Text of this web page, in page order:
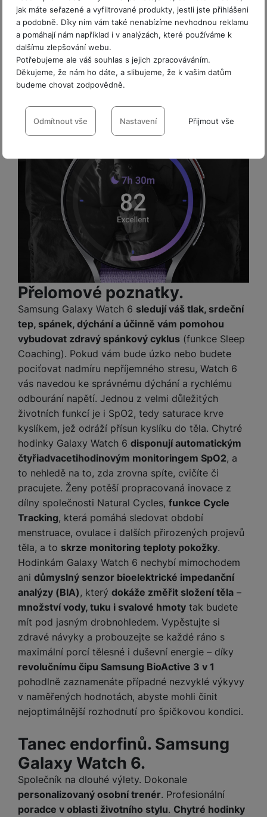
jak máte seřazené a vyfiltrované produkty, jestli jste přihlášeni
a podobně. Díky nim vám také nenabízíme nevhodnou reklamu
a pomáhají nám například i v analýzách, které používáme k
dalšímu zlepšování webu.
Potřebujeme ale váš souhlas s jejich zpracováváním.
Děkujeme, že nám ho dáte, a slibujeme, že k vašim datům
budeme chovat zodpovědně.
Nastavení souhlasů s kategoriemi
cookies
VŽDY AKTIVNÍ
Technické cookies umožňují váš průchod nákupním košíkem,
porovnávání produktů a další nezbytné funkce.
Preferenční a rozšířené funkce
Preferenční a rozšířené funkce- abyste nemuseli vše
nastavovat znovu a abyste se s námi mohli spojit např. pomocí
Díky těmto cookies vám práci s naším webem dokážeme ještě
zpříjemnit. Dokážeme si zapamatovat vaše nastavení, mohou
vám pomoci s vyplňováním formulářů, umožní nám zobrazit
služby jako je chat a podobně.
Analytické
Analytické-abychom věděli, jak se na webu chováte, a mohli
náš web dále zlepšovat
Povoleno
Tyto cookies nám umožňují měření výkonu našeho webu i
našich reklamních kampaní. Jejich pomocí určujeme počet
návštěv a zdroje návštěv našich internetových stránek. Data
získaná pomocí těchto cookies zpracováváme souhrnně a
anonymně, takže nejsme schopni identifikovat konkrétní
uživatele našeho webu.
Marketingové
Marketingové -abychom vás neobtěžovali nevhodnou
reklamou.
Povoleno
Marketingové cookies používáme my nebo naši partneři,
abychom vám mohli zobrazit vhodné obsahy nebo reklamy jak
na našich stránkách, tak na stránkách třetích stran.
Odmítnout vše Nastavení Přijmout vše
Watch 6.
Přelomové poznatky.
Samsung Galaxy Watch 6 sledují váš tlak, srdeční
tep, spánek, dýchání a účinně vám pomohou
vybudovat zdravý spánkový cyklus (funkce Sleep
Coaching). Pokud vám bude úzko nebo budete
pociťovat nadmíru nepříjemného stresu, Watch 6
vás navedou ke správnému dýchání a rychlému
odbourání napětí. Jednou z velmi důležitých
životních funkcí je i SpO2, tedy saturace krve
kyslíkem, jež odráží přísun kyslíku do těla. Chytré
hodinky Galaxy Watch 6 disponují automatickým
čtyřiadvacetihodinovým monitoringem SpO2, a
to nehledě na to, zda zrovna spíte, cvičíte či
pracujete. Ženy potěší propracovaná inovace z
dílny společnosti Natural Cycles, funkce Cycle
Tracking, která pomáhá sledovat období
menstruace, ovulace i dalších přirozených projevů
těla, a to skrze monitoring teploty pokožky.
Hodinkám Galaxy Watch 6 nechybí mimochodem
ani důmyslný senzor bioelektrické impedanční
analýzy (BIA) , který dokáže změřit složení těla –
množství vody, tuku i svalové hmoty tak budete
mít pod jasným drobnohledem. Vypěstujte si
zdravé návyky a probouzejte se každé ráno s
maximální porcí tělesné i duševní energie – díky
revolučnímu čipu Samsung BioActive 3 v 1
pohodlně zaznamenáte případné nezvyklé výkyvy
v naměřených hodnotách, abyste mohli činit
nejoptimálnější rozhodnutí pro špičkovou kondici.
Tanec endorfinů. Samsung
Galaxy Watch 6.
Společník na dlouhé výlety. Dokonale
personalizovaný osobní trenér. Profesionální
poradce v oblasti životního stylu. Chytré hodinky